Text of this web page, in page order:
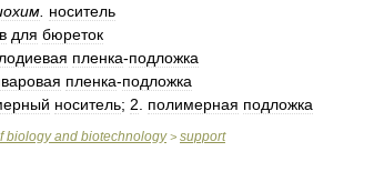
носитель
для бюреток
пленка-подложка
пленка-подложка
носитель; 2 полимерная подложка
biology and biotechnology> support